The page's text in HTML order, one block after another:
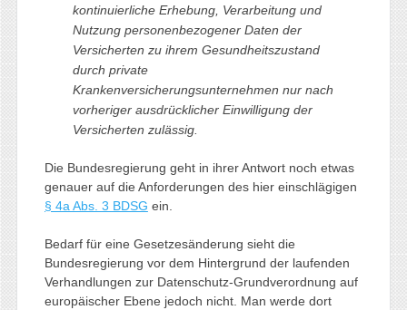
kontinuierliche Erhebung, Verarbeitung und
Nutzung personenbezogener Daten der
Versicherten zu ihrem Gesundheitszustand
durch private
Krankenversicherungsunternehmen nur nach
vorheriger ausdrücklicher Einwilligung der
Versicherten zulässig.
Die Bundesregierung geht in ihrer Antwort noch etwas
genauer auf die Anforderungen des hier einschlägigen
§ 4a Abs. 3 BDSG ein.
Bedarf für eine Gesetzesänderung sieht die
Bundesregierung vor dem Hintergrund der laufenden
Verhandlungen zur Datenschutz-Grundverordnung auf
europäischer Ebene jedoch nicht. Man werde dort